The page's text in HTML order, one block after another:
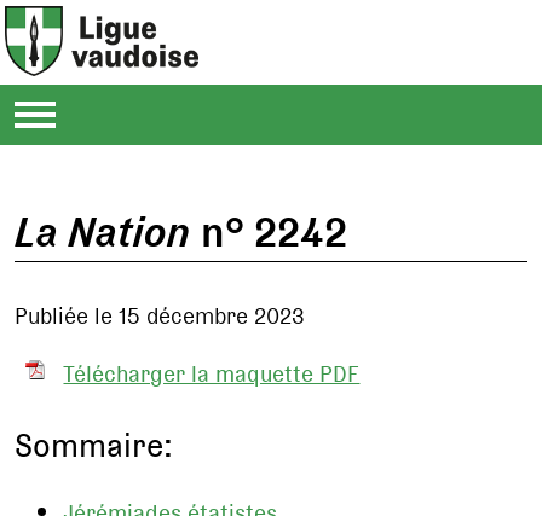
La Nation n° 2242
Publiée le 15 décembre 2023
Télécharger la maquette PDF
Sommaire: